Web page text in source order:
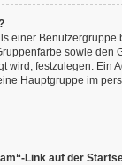
einer Benutzergruppe
sowie den
wird, festzulegen. Ein
Hauptgruppe im
Link auf der